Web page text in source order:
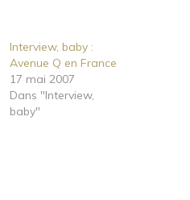
Interview, baby :
Avenue Q en France
17 mai 2007
Dans "Interview,
baby"